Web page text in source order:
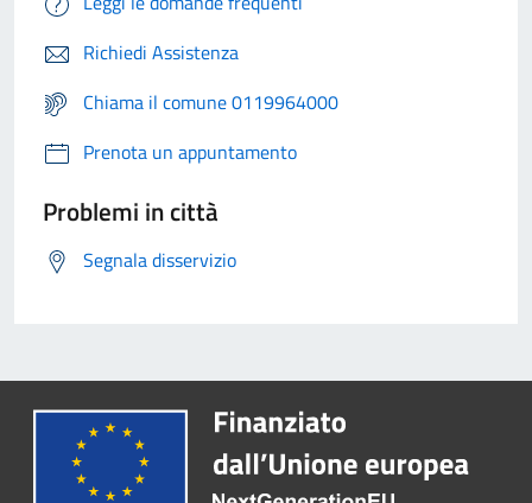
Richiedi Assistenza
Chiama il comune 0119964000
Prenota un appuntamento
Problemi in città
Segnala disservizio